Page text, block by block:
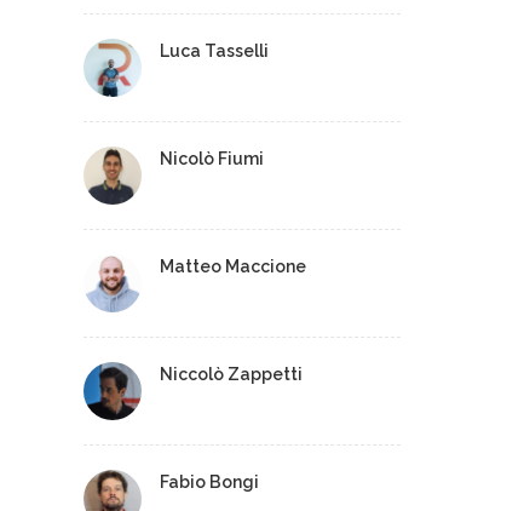
Luca Tasselli
Nicolò Fiumi
Matteo Maccione
Niccolò Zappetti
Fabio Bongi